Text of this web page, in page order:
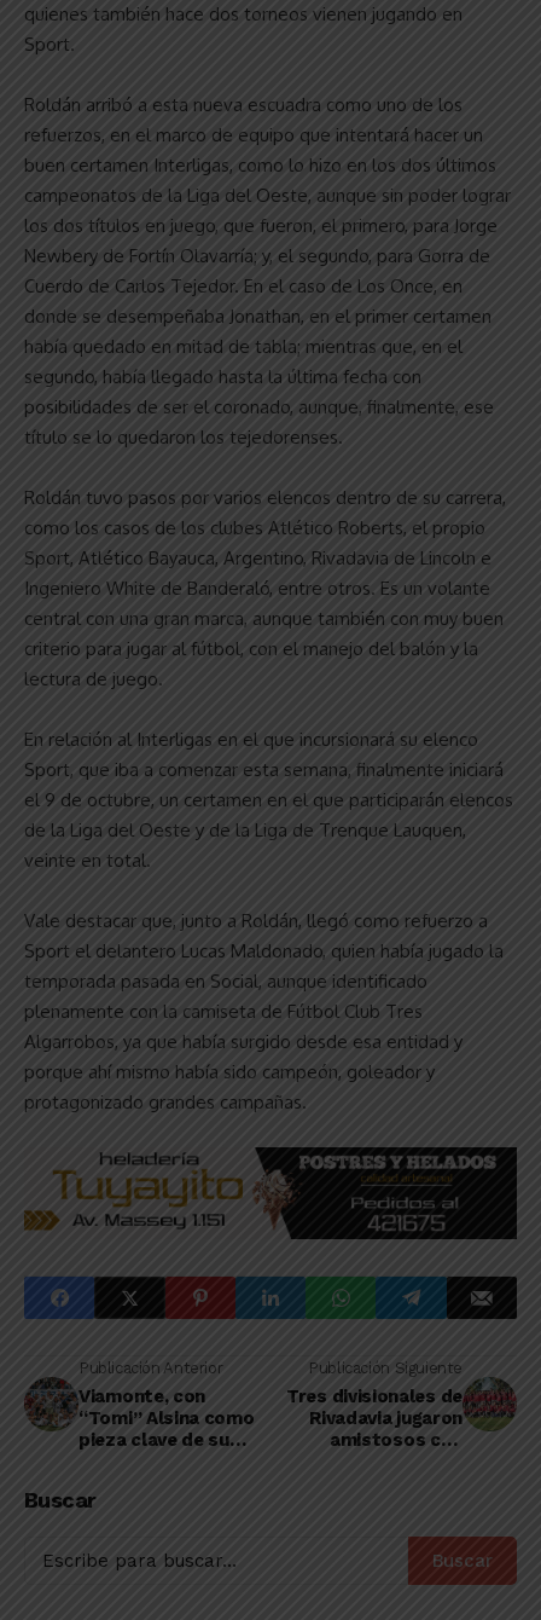
quienes también hace dos torneos vienen jugando en
Sport.
Roldán arribó a esta nueva escuadra como uno de los
refuerzos, en el marco de equipo que intentará hacer un
buen certamen Interligas, como lo hizo en los dos últimos
campeonatos de la Liga del Oeste, aunque sin poder lograr
los dos títulos en juego, que fueron, el primero, para Jorge
Newbery de Fortín Olavarría; y, el segundo, para Gorra de
Cuerdo de Carlos Tejedor. En el caso de Los Once, en
donde se desempeñaba Jonathan, en el primer certamen
había quedado en mitad de tabla; mientras que, en el
segundo, había llegado hasta la última fecha con
posibilidades de ser el coronado, aunque, finalmente, ese
título se lo quedaron los tejedorenses.
Roldán tuvo pasos por varios elencos dentro de su carrera,
como los casos de los clubes Atlético Roberts, el propio
Sport, Atlético Bayauca, Argentino, Rivadavia de Lincoln e
Ingeniero White de Banderaló, entre otros. Es un volante
central con una gran marca, aunque también con muy buen
criterio para jugar al fútbol, con el manejo del balón y la
lectura de juego.
En relación al Interligas en el que incursionará su elenco
Sport, que iba a comenzar esta semana, finalmente iniciará
el 9 de octubre, un certamen en el que participarán elencos
de la Liga del Oeste y de la Liga de Trenque Lauquen,
veinte en total.
Vale destacar que, junto a Roldán, llegó como refuerzo a
Sport el delantero Lucas Maldonado, quien había jugado la
temporada pasada en Social, aunque identificado
plenamente con la camiseta de Fútbol Club Tres
Algarrobos, ya que había surgido desde esa entidad y
porque ahí mismo había sido campeón, goleador y
protagonizado grandes campañas.
Publicación Anterior
Viamonte, con
“Tomi” Alsina como
pieza clave de su
Toldense
Publicación Siguiente
Tres divisionales de
Rivadavia jugaron
amistosos con
Buscar
Buscar